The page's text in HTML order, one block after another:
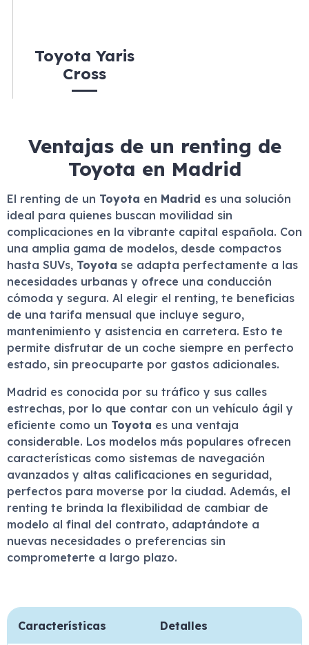
Toyota Yaris
Cross
Ventajas de un renting de
Toyota en Madrid
El renting de un Toyota en Madrid es una solución
ideal para quienes buscan movilidad sin
complicaciones en la vibrante capital española. Con
una amplia gama de modelos, desde compactos
hasta SUVs, Toyota se adapta perfectamente a las
necesidades urbanas y ofrece una conducción
cómoda y segura. Al elegir el renting, te beneficias
de una tarifa mensual que incluye seguro,
mantenimiento y asistencia en carretera. Esto te
permite disfrutar de un coche siempre en perfecto
estado, sin preocuparte por gastos adicionales.
Madrid es conocida por su tráfico y sus calles
estrechas, por lo que contar con un vehículo ágil y
eficiente como un Toyota es una ventaja
considerable. Los modelos más populares ofrecen
características como sistemas de navegación
avanzados y altas calificaciones en seguridad,
perfectos para moverse por la ciudad. Además, el
renting te brinda la flexibilidad de cambiar de
modelo al final del contrato, adaptándote a
nuevas necesidades o preferencias sin
comprometerte a largo plazo.
Características Detalles